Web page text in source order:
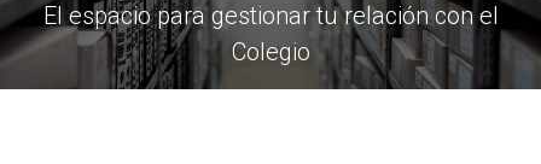
El espacio para gestionar tu relación con el
Colegio